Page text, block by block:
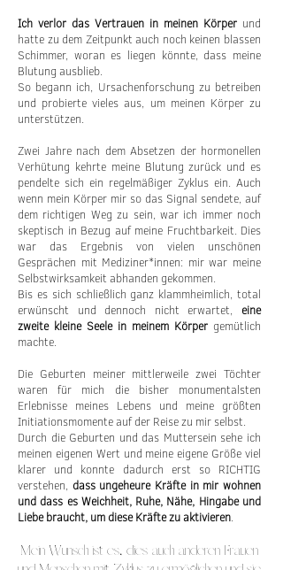
Ich verlor das Vertrauen in meinen Körper und
hatte zu dem Zeitpunkt auch noch keinen blassen
Schimmer, woran es liegen könnte, dass meine
Blutung ausblieb.
So begann ich, Ursachenforschung zu betreiben
und probierte vieles aus, um meinen Körper zu
unterstützen.
Zwei Jahre nach dem Absetzen der hormonellen
Verhütung kehrte meine Blutung zurück und es
pendelte sich ein regelmäßiger Zyklus ein. Auch
wenn mein Körper mir so das Signal sendete, auf
dem richtigen Weg zu sein, war ich immer noch
skeptisch in Bezug auf meine Fruchtbarkeit. Dies
war das Ergebnis von vielen unschönen
Gesprächen mit Mediziner*innen: mir war meine
Selbstwirksamkeit abhanden gekommen.
Bis es sich schließlich ganz klammheimlich, total
erwünscht und dennoch nicht erwartet, eine
zweite kleine Seele in meinem Körper gemütlich
machte.
Die Geburten meiner mittlerweile zwei Töchter
waren für mich die bisher monumentalsten
Erlebnisse meines Lebens und meine größten
Initiationsmomente auf der Reise zu mir selbst.
Durch die Geburten und das Muttersein sehe ich
meinen eigenen Wert und meine eigene Größe viel
klarer und konnte dadurch erst so RICHTIG
verstehen, dass ungeheure Kräfte in mir wohnen
und dass es Weichheit, Ruhe, Nähe, Hingabe und
Liebe braucht, um diese Kräfte zu aktivieren.
Mein Wunsch ist es, dies auch anderen Frauen